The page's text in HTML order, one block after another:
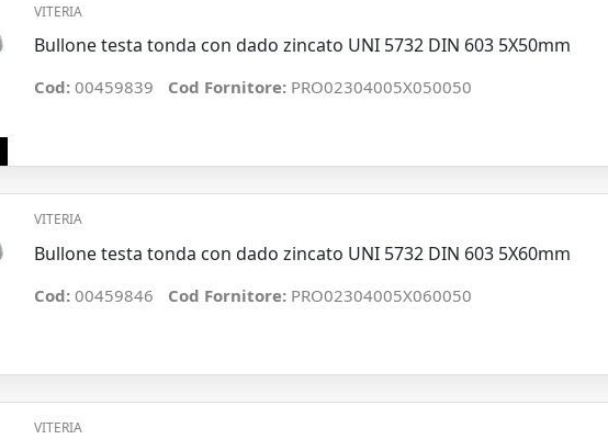
VITERIA
Bullone testa tonda con dado zincato UNI 5732 DIN 603 5X50mm
Cod: 00459839 Cod Fornitore: PRO02304005X050050
VITERIA
Bullone testa tonda con dado zincato UNI 5732 DIN 603 5X60mm
Cod: 00459846 Cod Fornitore: PRO02304005X060050
VITERIA